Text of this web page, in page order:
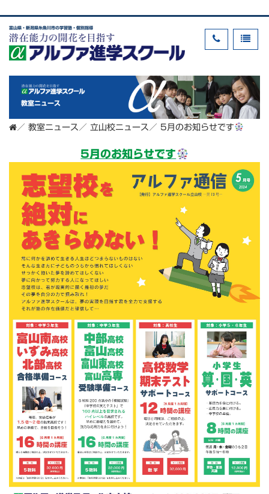
富山県・新潟県糸魚川市の学習塾・個別指導
教室ニュース
／ 教室ニュース ／ 立山校ニュース ／ 5月のお知らせです
5月のお知らせです